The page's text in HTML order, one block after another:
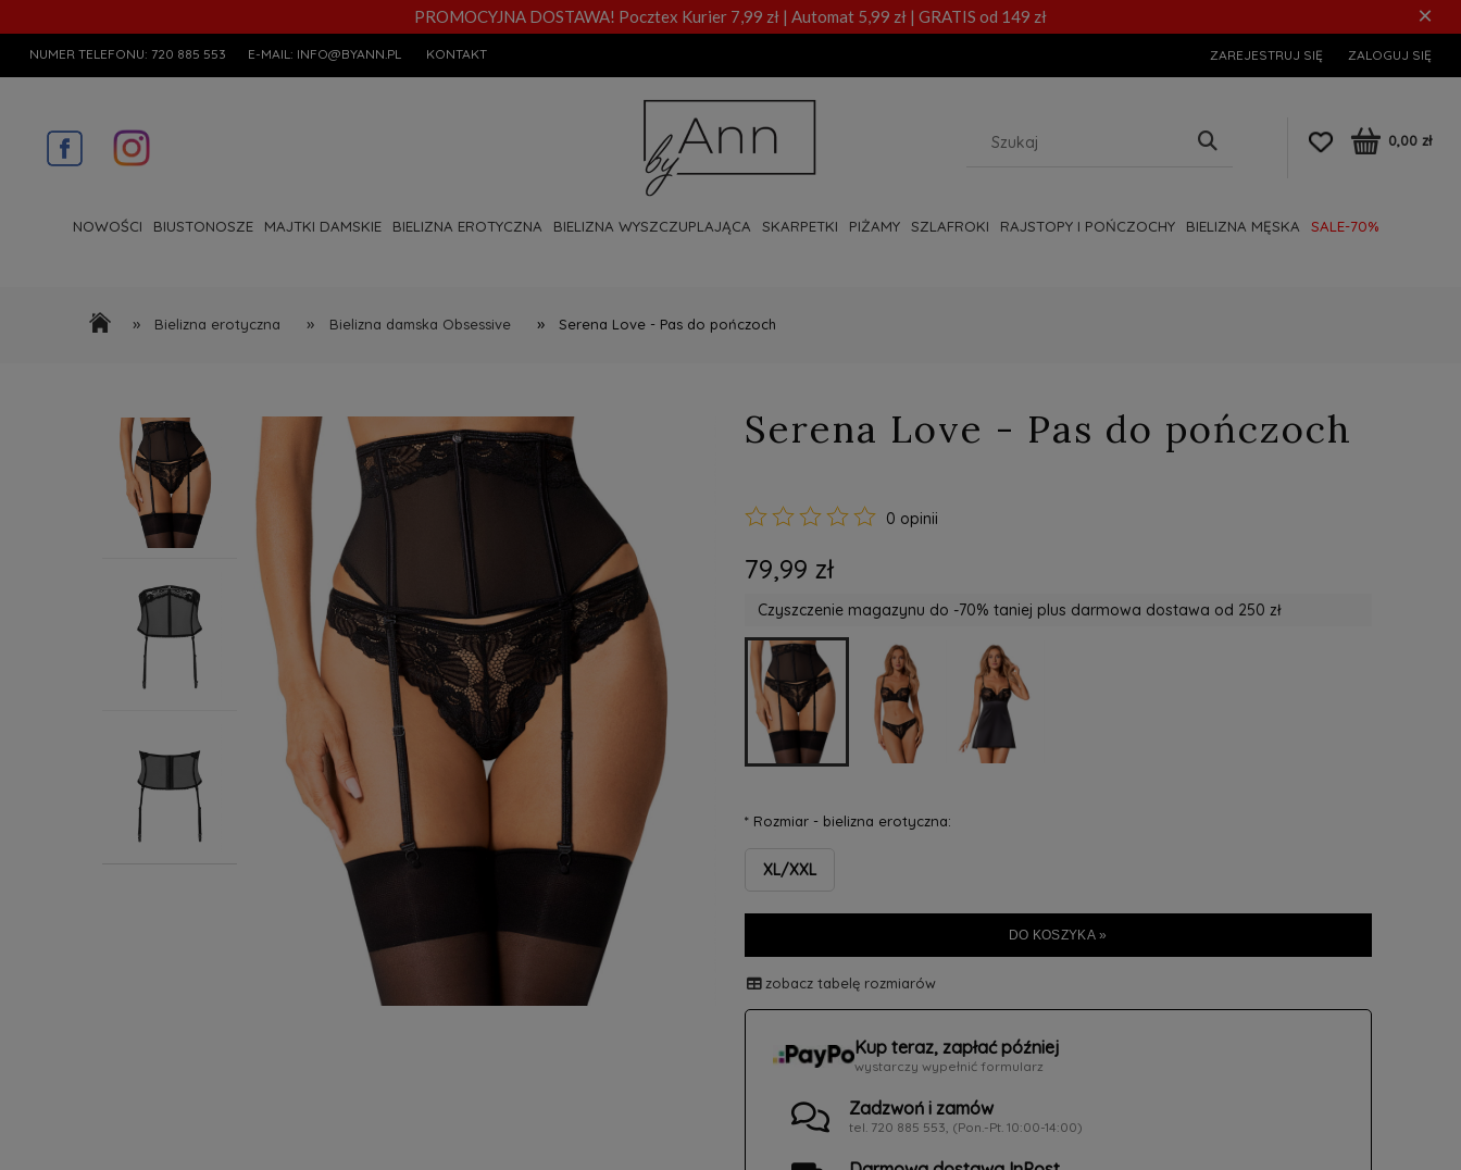
PROMOCYJNA DOSTAWA! Pocztex Kurier 7,99 zł | Automat 5,99 zł | GRATIS od 149 zł ×
NUMER TELEFONU: 720 885 553 E-MAIL: INFO@BYANN.PL KONTAKT ZAREJESTRUJ SIĘ ZALOGUJ SIĘ
0,00 zł
NOWOŚCI BIUSTONOSZE MAJTKI DAMSKIE BIELIZNA EROTYCZNA BIELIZNA WYSZCZUPLAJĄCA SKARPETKI PIŻAMY SZLAFROKI RAJSTOPY I POŃCZOCHY BIELIZNA MĘSKA SALE-70%
» Bielizna erotyczna » Bielizna damska Obsessive » Serena Love - Pas do pończoch
Serena Love - Pas do pończoch
0 opinii
79,99 zł
Czyszczenie magazynu do -70% taniej plus darmowa dostawa od 250 zł
*Rozmiar - bielizna erotyczna:
XL/XXL
DO KOSZYKA »
zobacz tabelę rozmiarów
Kup teraz, zapłać później
wystarczy wypełnić formularz
Zadzwoń i zamów
tel. 720 885 553, (Pon.-Pt. 10:00-14:00)